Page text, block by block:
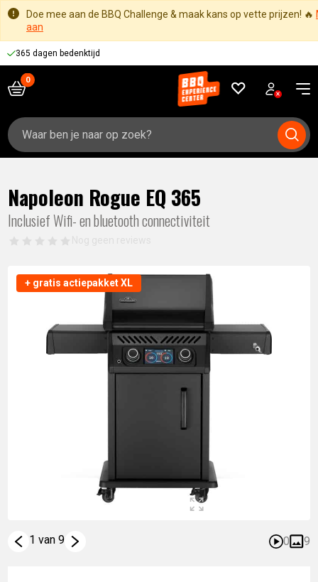
Doe mee aan de BBQ Challenge & maak kans op vette prijzen! 🔥
aan
365 dagen bedenktijd
Zoeken
naar:
Napoleon Rogue EQ 365
Inclusief Wifi- en bluetooth connectiviteit
1 van 9 0 9
+ gratis actiepakket XL